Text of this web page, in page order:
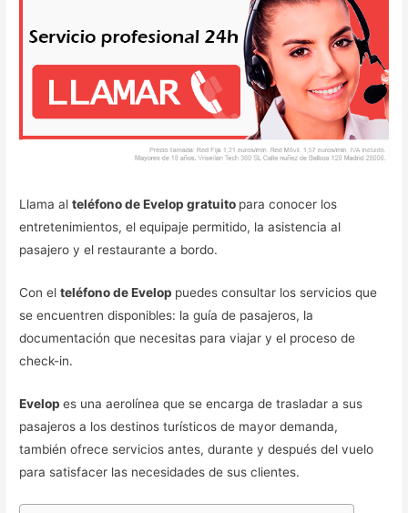
Llama alteléfono de Evelop gratuito para conocer los
entretenimientos, el equipaje permitido, la asistencia al
pasajero y el restaurante a bordo.
Con elteléfono de Evelop puedes consultar los servicios que
se encuentren disponibles: la guía de pasajeros, la
documentación que necesitas para viajar y el proceso de
check-in.
Evelopes una aerolínea que se encarga de trasladar a sus
pasajeros a los destinos turísticos de mayor demanda,
también ofrece servicios antes, durante y después del vuelo
para satisfacer las necesidades de sus clientes.